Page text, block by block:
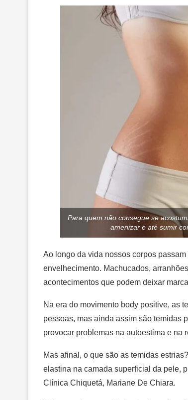
Para quem não consegue se
amenizar e até sumir
Ao longo da vida nossos corpos
envelhecimento. Machucados,
acontecimentos que podem deixar
Na era do movimento body positive, as
pessoas, mas ainda assim são temidas
provocar problemas na autoestima e na
Mas afinal, o que são as temidas
elastina na camada superficial da pele,
Clínica Chiquetá, Mariane De Chiara.